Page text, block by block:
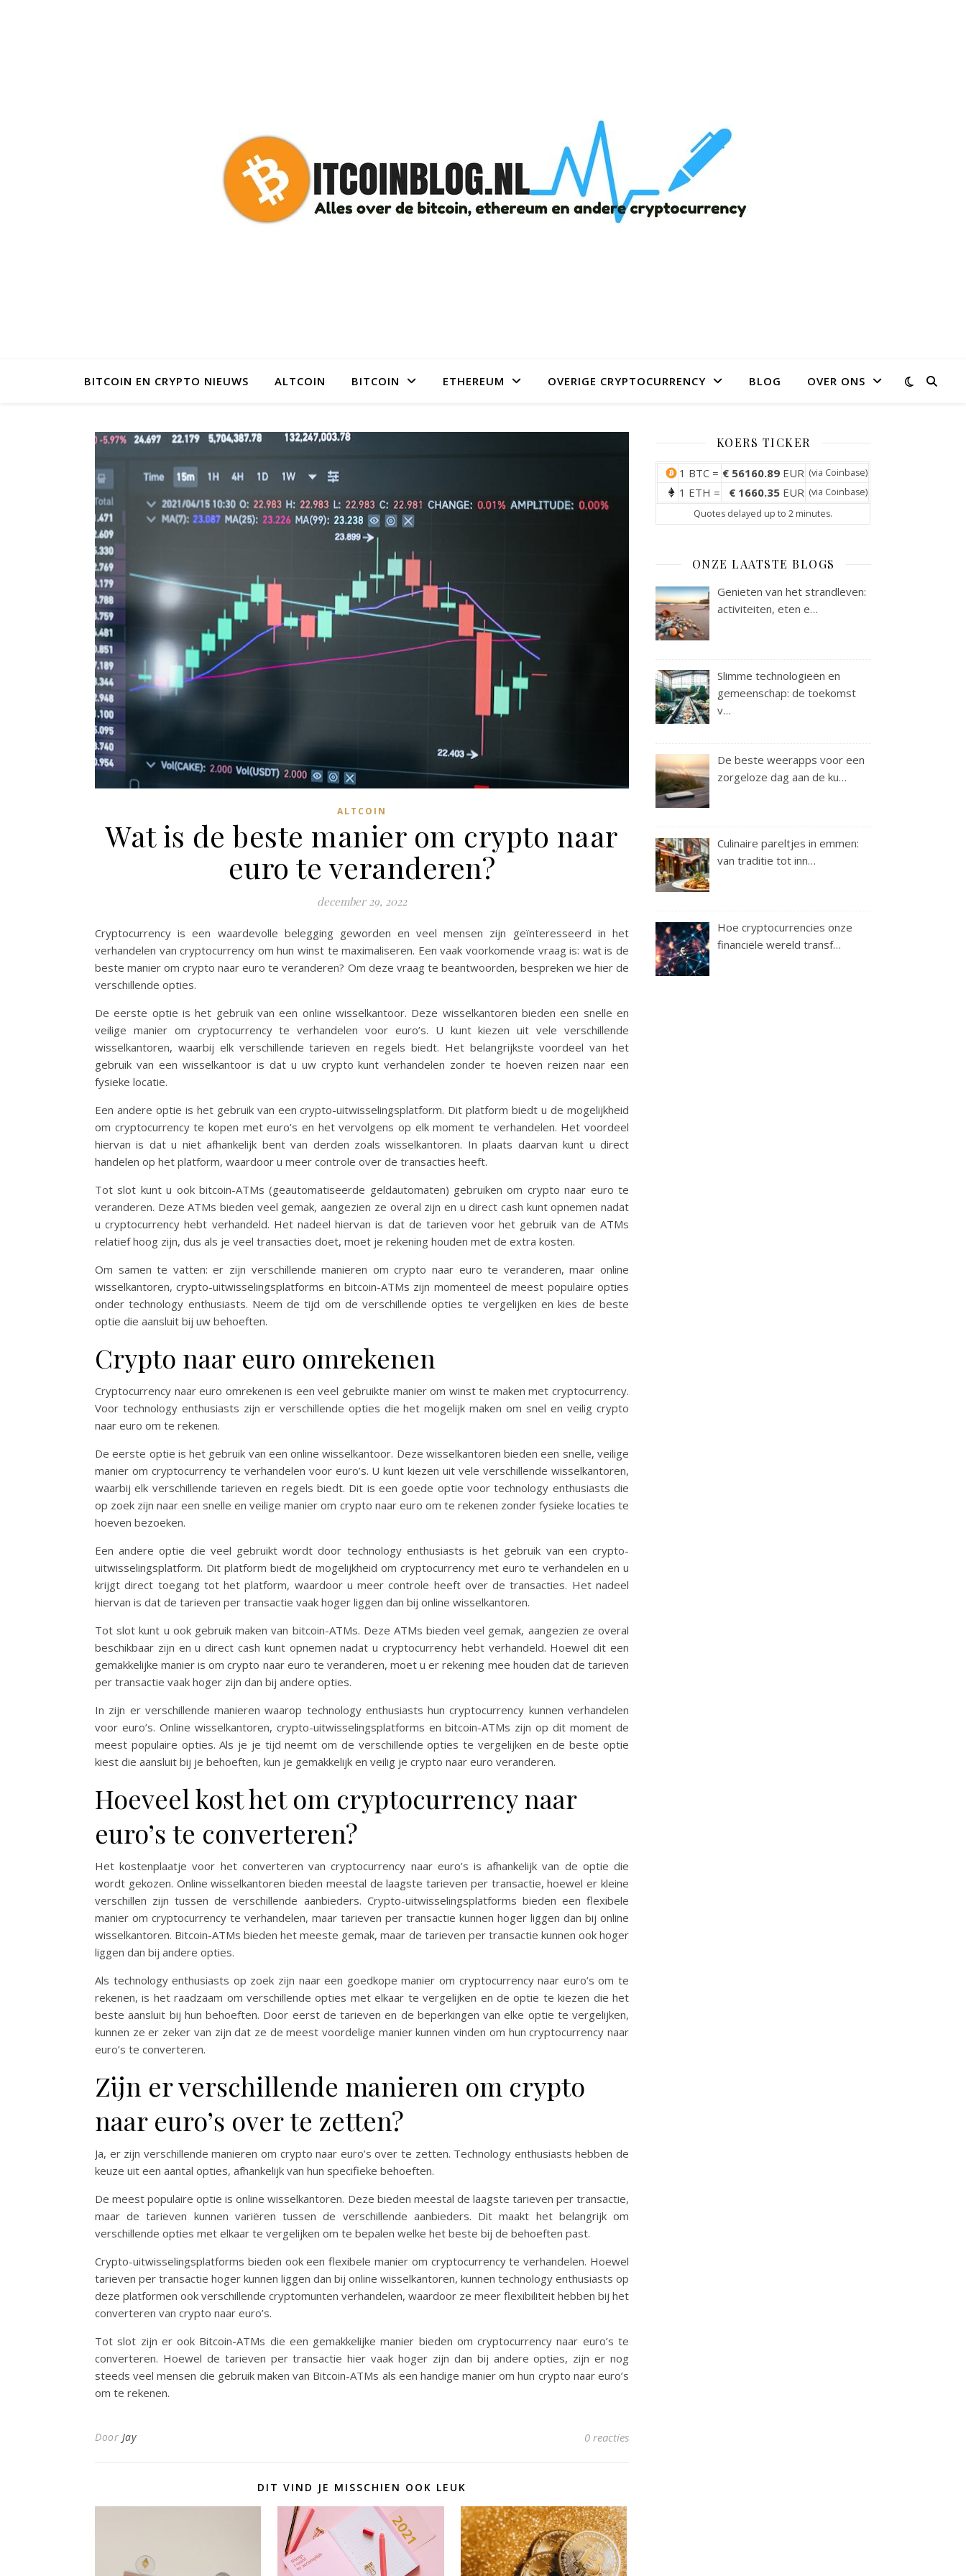
BITCOIN EN CRYPTO NIEUWS ALTCOIN BITCOIN ETHEREUM OVERIGE CRYPTOCURRENCY BLOG OVER ONS
ALTCOIN
Wat is de beste manier om crypto naar
euro te veranderen?
december 29, 2022
Cryptocurrency is een waardevolle belegging geworden en veel mensen zijn geïnteresseerd in het
verhandelen van cryptocurrency om hun winst te maximaliseren. Een vaak voorkomende vraag is: wat is de
beste manier om crypto naar euro te veranderen? Om deze vraag te beantwoorden, bespreken we hier de
verschillende opties.
De eerste optie is het gebruik van een online wisselkantoor. Deze wisselkantoren bieden een snelle en
veilige manier om cryptocurrency te verhandelen voor euro’s. U kunt kiezen uit vele verschillende
wisselkantoren, waarbij elk verschillende tarieven en regels biedt. Het belangrijkste voordeel van het
gebruik van een wisselkantoor is dat u uw crypto kunt verhandelen zonder te hoeven reizen naar een
fysieke locatie.
Een andere optie is het gebruik van een crypto-uitwisselingsplatform. Dit platform biedt u de mogelijkheid
om cryptocurrency te kopen met euro’s en het vervolgens op elk moment te verhandelen. Het voordeel
hiervan is dat u niet afhankelijk bent van derden zoals wisselkantoren. In plaats daarvan kunt u direct
handelen op het platform, waardoor u meer controle over de transacties heeft.
Tot slot kunt u ook bitcoin-ATMs (geautomatiseerde geldautomaten) gebruiken om crypto naar euro te
veranderen. Deze ATMs bieden veel gemak, aangezien ze overal zijn en u direct cash kunt opnemen nadat
u cryptocurrency hebt verhandeld. Het nadeel hiervan is dat de tarieven voor het gebruik van de ATMs
relatief hoog zijn, dus als je veel transacties doet, moet je rekening houden met de extra kosten.
Om samen te vatten: er zijn verschillende manieren om crypto naar euro te veranderen, maar online
wisselkantoren, crypto-uitwisselingsplatforms en bitcoin-ATMs zijn momenteel de meest populaire opties
onder technology enthusiasts. Neem de tijd om de verschillende opties te vergelijken en kies de beste
optie die aansluit bij uw behoeften.
Crypto naar euro omrekenen
Cryptocurrency naar euro omrekenen is een veel gebruikte manier om winst te maken met cryptocurrency.
Voor technology enthusiasts zijn er verschillende opties die het mogelijk maken om snel en veilig crypto
naar euro om te rekenen.
De eerste optie is het gebruik van een online wisselkantoor. Deze wisselkantoren bieden een snelle, veilige
manier om cryptocurrency te verhandelen voor euro’s. U kunt kiezen uit vele verschillende wisselkantoren,
waarbij elk verschillende tarieven en regels biedt. Dit is een goede optie voor technology enthusiasts die
op zoek zijn naar een snelle en veilige manier om crypto naar euro om te rekenen zonder fysieke locaties te
hoeven bezoeken.
Een andere optie die veel gebruikt wordt door technology enthusiasts is het gebruik van een crypto-
uitwisselingsplatform. Dit platform biedt de mogelijkheid om cryptocurrency met euro te verhandelen en u
krijgt direct toegang tot het platform, waardoor u meer controle heeft over de transacties. Het nadeel
hiervan is dat de tarieven per transactie vaak hoger liggen dan bij online wisselkantoren.
Tot slot kunt u ook gebruik maken van bitcoin-ATMs. Deze ATMs bieden veel gemak, aangezien ze overal
beschikbaar zijn en u direct cash kunt opnemen nadat u cryptocurrency hebt verhandeld. Hoewel dit een
gemakkelijke manier is om crypto naar euro te veranderen, moet u er rekening mee houden dat de tarieven
per transactie vaak hoger zijn dan bij andere opties.
In zijn er verschillende manieren waarop technology enthusiasts hun cryptocurrency kunnen verhandelen
voor euro’s. Online wisselkantoren, crypto-uitwisselingsplatforms en bitcoin-ATMs zijn op dit moment de
meest populaire opties. Als je je tijd neemt om de verschillende opties te vergelijken en de beste optie
kiest die aansluit bij je behoeften, kun je gemakkelijk en veilig je crypto naar euro veranderen.
Hoeveel kost het om cryptocurrency naar
euro’s te converteren?
Het kostenplaatje voor het converteren van cryptocurrency naar euro’s is afhankelijk van de optie die
wordt gekozen. Online wisselkantoren bieden meestal de laagste tarieven per transactie, hoewel er kleine
verschillen zijn tussen de verschillende aanbieders. Crypto-uitwisselingsplatforms bieden een flexibele
manier om cryptocurrency te verhandelen, maar tarieven per transactie kunnen hoger liggen dan bij online
wisselkantoren. Bitcoin-ATMs bieden het meeste gemak, maar de tarieven per transactie kunnen ook hoger
liggen dan bij andere opties.
Als technology enthusiasts op zoek zijn naar een goedkope manier om cryptocurrency naar euro’s om te
rekenen, is het raadzaam om verschillende opties met elkaar te vergelijken en de optie te kiezen die het
beste aansluit bij hun behoeften. Door eerst de tarieven en de beperkingen van elke optie te vergelijken,
kunnen ze er zeker van zijn dat ze de meest voordelige manier kunnen vinden om hun cryptocurrency naar
euro’s te converteren.
Zijn er verschillende manieren om crypto
naar euro’s over te zetten?
Ja, er zijn verschillende manieren om crypto naar euro’s over te zetten. Technology enthusiasts hebben de
keuze uit een aantal opties, afhankelijk van hun specifieke behoeften.
De meest populaire optie is online wisselkantoren. Deze bieden meestal de laagste tarieven per transactie,
maar de tarieven kunnen variëren tussen de verschillende aanbieders. Dit maakt het belangrijk om
verschillende opties met elkaar te vergelijken om te bepalen welke het beste bij de behoeften past.
Crypto-uitwisselingsplatforms bieden ook een flexibele manier om cryptocurrency te verhandelen. Hoewel
tarieven per transactie hoger kunnen liggen dan bij online wisselkantoren, kunnen technology enthusiasts op
deze platformen ook verschillende cryptomunten verhandelen, waardoor ze meer flexibiliteit hebben bij het
converteren van crypto naar euro’s.
Tot slot zijn er ook Bitcoin-ATMs die een gemakkelijke manier bieden om cryptocurrency naar euro’s te
converteren. Hoewel de tarieven per transactie hier vaak hoger zijn dan bij andere opties, zijn er nog
steeds veel mensen die gebruik maken van Bitcoin-ATMs als een handige manier om hun crypto naar euro’s
om te rekenen.
Door Jay 0 reacties
DIT VIND JE MISSCHIEN OOK LEUK
KOERS TICKER
1 BTC = € 56160.89 EUR (via Coinbase)
1 ETH = € 1660.35 EUR (via Coinbase)
Quotes delayed up to 2 minutes.
ONZE LAATSTE BLOGS
Genieten van het strandleven:
activiteiten, eten e…
Slimme technologieën en
gemeenschap: de toekomst
v…
De beste weerapps voor een
zorgeloze dag aan de ku…
Culinaire pareltjes in emmen:
van traditie tot inn…
Hoe cryptocurrencies onze
financiële wereld transf…